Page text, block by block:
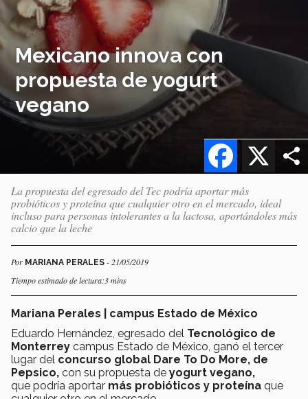
Mexicano innova con
propuesta de yogurt
vegano
X
Facebook
La propuesta del egresado del Tec podría aportar más
probióticos y proteína que cualquier otro en el mercado, ideal
incluso para personas intolerantes a la lactosa, aportándoles más
calcio que la leche
Por MARIANA PERALES - 21/05/2019
Tiempo estimado de lectura:3 mins
Mariana Perales | campus Estado de México
Eduardo Hernández, egresado del Tecnológico de
Monterrey campus Estado de México, ganó el tercer
lugar del concurso global Dare To Do More, de
Pepsico, con su propuesta de yogurt vegano,
que podría aportar más probióticos y proteína que